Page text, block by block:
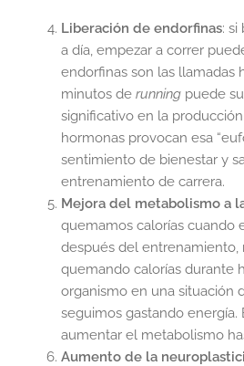
Liberación de endorfinas: si
a día, empezar a correr
endorfinas son las llamadas
minutos de runningpuede
significativo en la
hormonas provocan esa
sentimiento de bienestar y
entrenamiento de carrera.
Mejora del metabolismo a
quemamos calorías cuando
después del entrenamiento,
quemando calorías durante
organismo en una situación
seguimos gastando
aumentar el metabolismo
Aumento de la